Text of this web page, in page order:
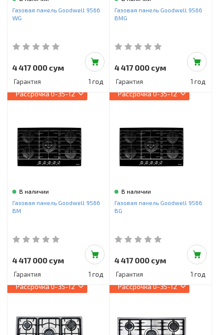
Инструменты и техника
Красота и здоровье
Пылесосы
Фильтры для воды
Газовая панель Goodwell 9566
WG
4 417 000 сум
Гарантия 1 год
Газовая панель Goodwell 9566
BMG
4 417 000 сум
Гарантия 1 год
Рассрочка0-35-12
В наличии
Газовая панель Goodwell 9566
BM
4 417 000 сум
Гарантия 1 год
Рассрочка0-35-12
В наличии
Газовая панель Goodwell 9566
BG
4 417 000 сум
Гарантия 1 год
Рассрочка0-35-12 Рассрочка0-35-12